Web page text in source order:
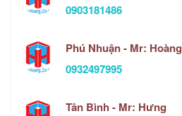
0903181486
Phú Nhuận - Mr: Hoàng
0932497995
Tân Bình - Mr: Hưng